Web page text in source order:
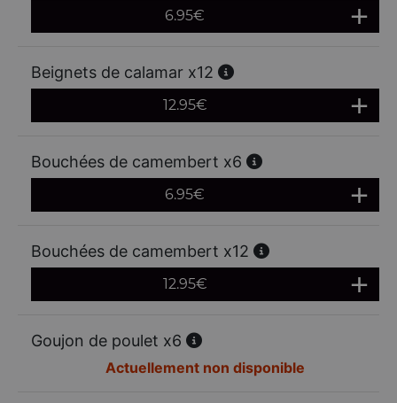
6.95€
Beignets de calamar x12
12.95€
Bouchées de camembert x6
6.95€
Bouchées de camembert x12
12.95€
Goujon de poulet x6
Actuellement non disponible